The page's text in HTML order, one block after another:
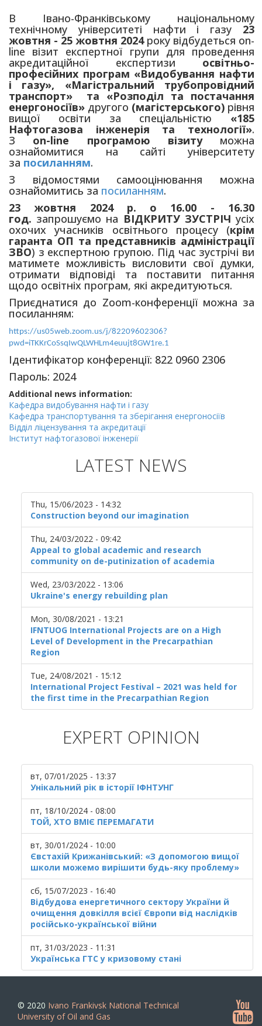
В Івано-Франківському національному
технічному університеті нафти і газу 23
жовтня - 25 жовтня 2024року відбудеться оn-
line візит експертної групи для проведення
акредитаційної експертизи освітньо-
професійних програм «Видобування нафти
і газу», «Магістральний трубопровідний
транспорт» та «Розподіл та постачання
енергоносіїв» другого (магістерського) рівня
вищої освіти за спеціальністю«185
Нафтогазова інженерія та технології».
З оn-line програмою візитуможна
ознайомитися на сайті університету
за посиланням.
З відомостями самооцінювання можна
ознайомитись за посиланням.
23 жовтня 2024 р. о 16.00 - 16.30
год. запрошуємо на ВІДКРИТУ ЗУСТРІЧ усіх
охочих учасників освітнього процесу (крім
гаранта ОП та представників адміністрації
ЗВО) з експертною групою. Під час зустрічі ви
матимете можливість висловити свої думки,
отримати відповіді та поставити питання
щодо освітніх програм, які акредитуються.
Приєднатися до Zoom-конференції можна за
посиланням:
https://us05web.zoom.us/j/82209602306?
pwd=iTKKrCoSsqIwQLWHLm4euujt8GW1re.1
Ідентифікатор конференції: 822 0960 2306
Пароль: 2024
Additional news information:
Кафедра видобування нафти і газу
Кафедра транспортування та зберігання енергоносіїв
Відділ ліцензування та акредитації
Інститут нафтогазової інженерії
LATEST NEWS
Thu, 15/06/2023 - 14:32
Construction beyond our imagination
Thu, 24/03/2022 - 09:42
Appeal to global academic and research
community on de-putinization of academia
Wed, 23/03/2022 - 13:06
Ukraine's energy rebuilding plan
Mon, 30/08/2021 - 13:21
IFNTUOG International Projects are on a High
Level of Development in the Precarpathian
Region
Tue, 24/08/2021 - 15:12
International Project Festival – 2021 was held for
the first time in the Precarpathian Region
EXPERT OPINION
вт, 07/01/2025 - 13:37
Унікальний рік в історії ІФНТУНГ
пт, 18/10/2024 - 08:00
ТОЙ, ХТО ВМІЄ ПЕРЕМАГАТИ
вт, 30/01/2024 - 10:00
Євстахій Крижанівський: «З допомогою вищої
школи можемо вирішити будь-яку проблему»
сб, 15/07/2023 - 16:40
Відбудова енергетичного сектору України й
очищення довкілля всієї Європи від наслідків
російсько-української війни
пт, 31/03/2023 - 11:31
Українська ГТС у кризовому стані
© 2020 Ivano Frankivsk National Technical
University of Oil and Gas